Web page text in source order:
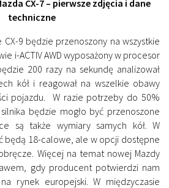
CX-7 – pierwsze zdjęcia i dane
techniczne
9 będzie przenoszony na wszystkie
i-ACTIV AWD wyposażony w procesor
200 razy na sekundę analizował
kół i reagował na wszelkie obawy
pojazdu. W razie potrzeby do 50%
będzie mogło być przenoszone
są także wymiary samych kół. W
będą 18-calowe, ale w opcji dostępne
Więcej na temat nowej Mazdy
gdy producent potwierdzi nam
rynek europejski. W międzyczasie